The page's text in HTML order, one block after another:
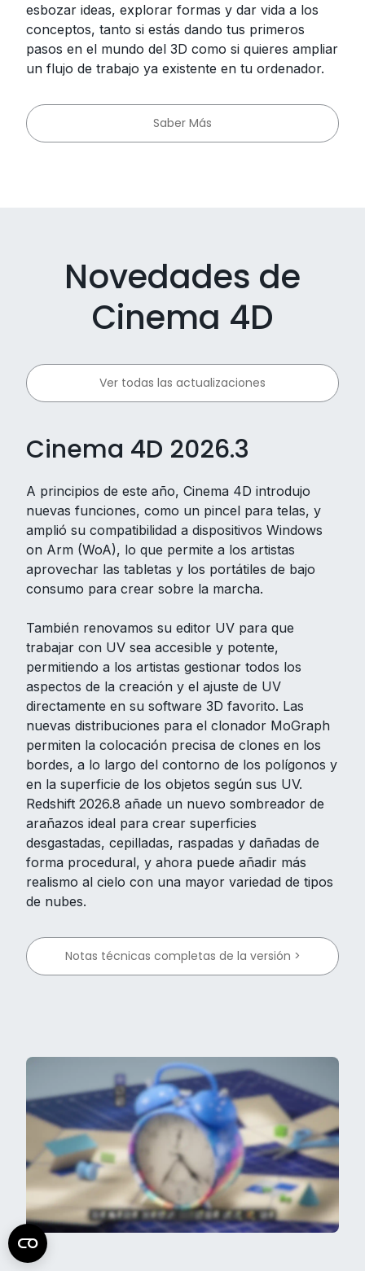
esbozar ideas, explorar formas y dar vida a los
conceptos, tanto si estás dando tus primeros
pasos en el mundo del 3D como si quieres ampliar
un flujo de trabajo ya existente en tu ordenador.
Saber Más
Novedades de
Cinema 4D
Ver todas las actualizaciones
Cinema 4D 2026.3
A principios de este año, Cinema 4D introdujo
nuevas funciones, como un pincel para telas, y
amplió su compatibilidad a dispositivos Windows
on Arm (WoA), lo que permite a los artistas
aprovechar las tabletas y los portátiles de bajo
consumo para crear sobre la marcha.
También renovamos su editor UV para que
trabajar con UV sea accesible y potente,
permitiendo a los artistas gestionar todos los
aspectos de la creación y el ajuste de UV
directamente en su software 3D favorito. Las
nuevas distribuciones para el clonador MoGraph
permiten la colocación precisa de clones en los
bordes, a lo largo del contorno de los polígonos y
en la superficie de los objetos según sus UV.
Redshift 2026.8 añade un nuevo sombreador de
arañazos ideal para crear superficies
desgastadas, cepilladas, raspadas y dañadas de
forma procedural, y ahora puede añadir más
realismo al cielo con una mayor variedad de tipos
de nubes.
Notas técnicas completas de la versión >